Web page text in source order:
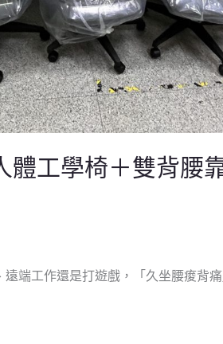
體工學椅＋雙背腰
端工作還是打遊戲，「久坐腰痠背